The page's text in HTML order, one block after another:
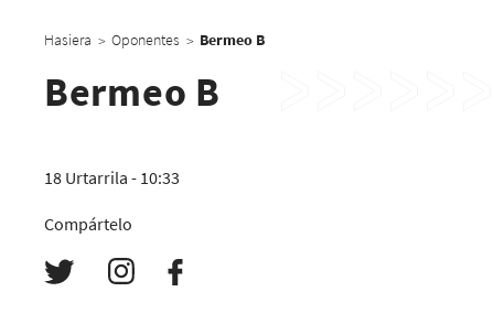
Hasiera > Oponentes > Bermeo B
Bermeo B
18 Urtarrila - 10:33
Compártelo